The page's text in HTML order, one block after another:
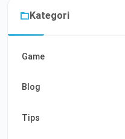
Kategori
Game
Blog
Tips